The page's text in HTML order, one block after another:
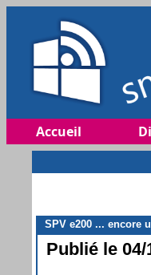
Accueil
SPV e200 ... encore
Publié le